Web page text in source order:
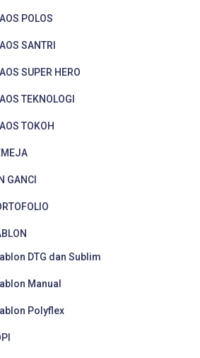
POLOS
SANTRI
SUPER HERO
TEKNOLOGI
TOKOH
GANCI
DTG dan Sublim
Manual
Polyflex